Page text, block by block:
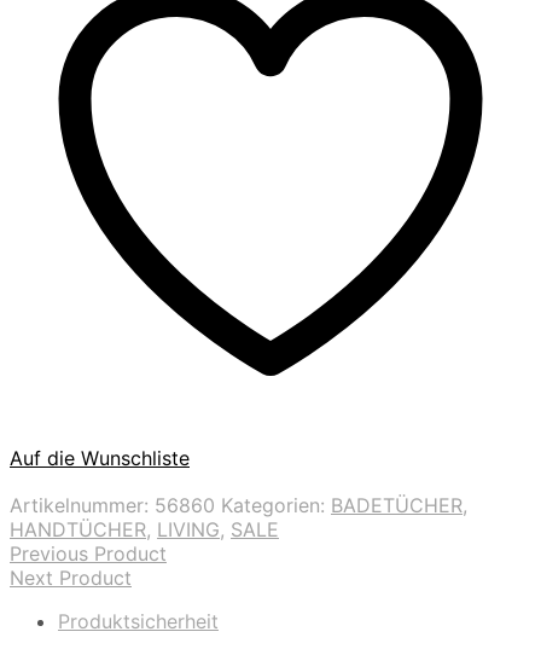
Auf die Wunschliste
Artikelnummer: 56860 Kategorien: BADETÜCHER,
HANDTÜCHER, LIVING, SALE
Previous Product
Next Product
Produktsicherheit